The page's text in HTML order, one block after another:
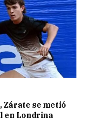
Zárate se metió
en Londrina